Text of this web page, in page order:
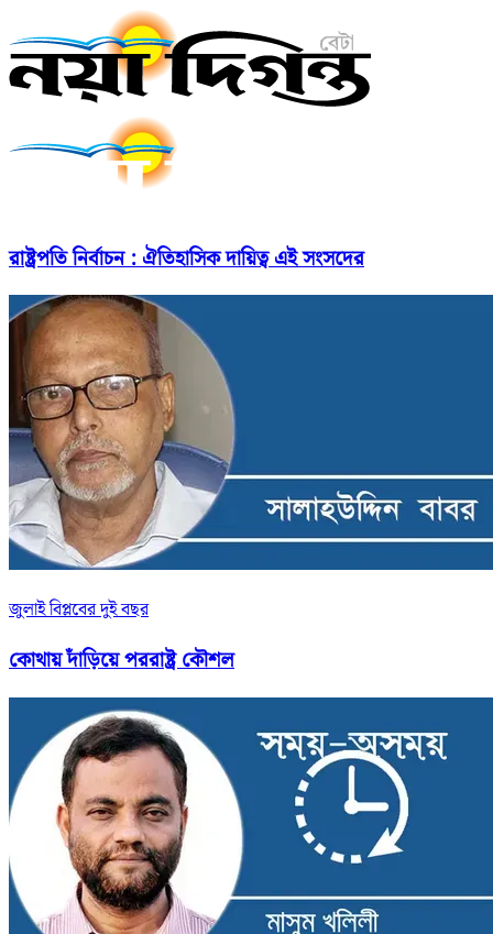
রাষ্ট্রপতি নির্বাচন : ঐতিহাসিক দায়িত্ব এই সংসদের
জুলাই বিপ্লবের দুই বছর
কোথায় দাঁড়িয়ে পররাষ্ট্র কৌশল